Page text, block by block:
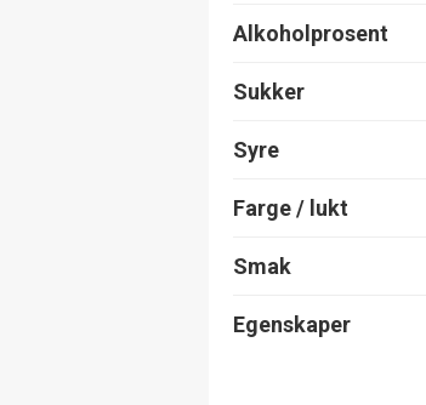
Alkoholprosent
Sukker
Syre
Farge / lukt
Smak
Egenskaper